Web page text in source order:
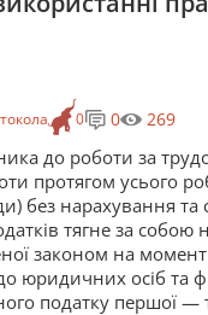
0 0 269
до роботи за
протягом усього
без нарахування
тягне за
законом на
юридичних осіб та
податку першої —